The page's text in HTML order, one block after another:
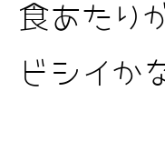
食あたり
ビシイか